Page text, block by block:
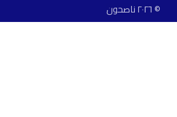
© ٢٠٢٦ ناصحون